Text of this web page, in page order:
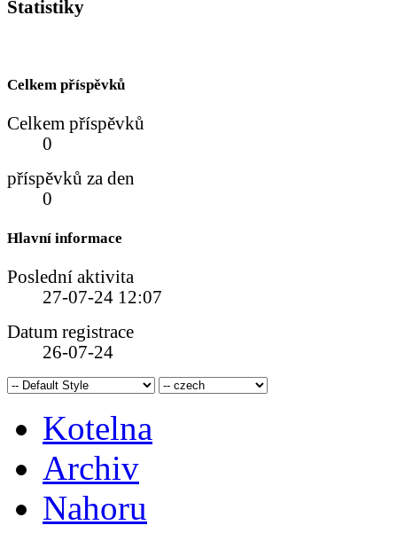
Statistiky
Celkem příspěvků
Celkem příspěvků
0
příspěvků za den
0
Hlavní informace
Poslední aktivita
27-07-24 12:07
Datum registrace
26-07-24
Kotelna
Archiv
Nahoru